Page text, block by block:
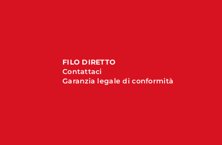
FILO DIRETTO
Contattaci
Garanzia legale di conformità